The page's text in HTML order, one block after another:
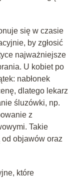
się w czasie
by zgłosić
najważniejsze
U kobiet po
nabłonek
dlatego lekarz
śluzówki, np.
z
Takie
objawów oraz
które